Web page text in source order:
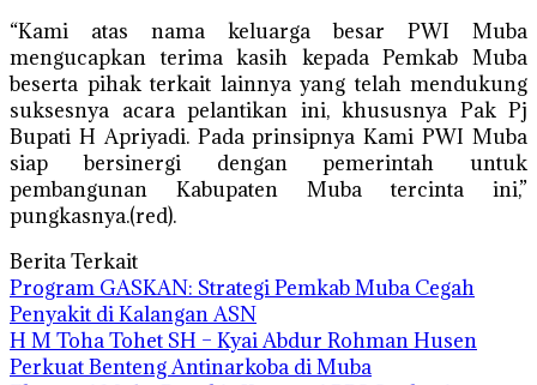
“Kami atas nama keluarga besar PWI Muba
mengucapkan terima kasih kepada Pemkab Muba
beserta pihak terkait lainnya yang telah mendukung
suksesnya acara pelantikan ini, khususnya Pak Pj
Bupati H Apriyadi. Pada prinsipnya Kami PWI Muba
siap bersinergi dengan pemerintah untuk
pembangunan Kabupaten Muba tercinta ini,”
pungkasnya.(red).
Berita Terkait
Program GASKAN: Strategi Pemkab Muba Cegah
Penyakit di Kalangan ASN
H M Toha Tohet SH – Kyai Abdur Rohman Husen
Perkuat Benteng Antinarkoba di Muba